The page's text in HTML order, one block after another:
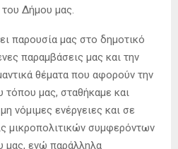
Δήμου μας.
παρουσία μας στο δημοτικό
παραμβάσεις μας και την
θέματα που αφορούν την
τόπου μας, σταθήκαμε και
νόμιμες ενέργειες και σε
μικροπολιτικών συμφερόντων
μας, ενώ παράλληλα